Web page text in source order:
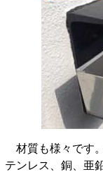
材質も様々です
テンレス、銅、亜